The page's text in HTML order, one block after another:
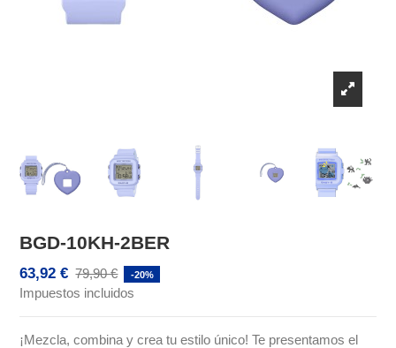
BGD-10KH-2BER
63,92 € 79,90 € -20%
Impuestos incluidos
¡Mezcla, combina y crea tu estilo único! Te presentamos el